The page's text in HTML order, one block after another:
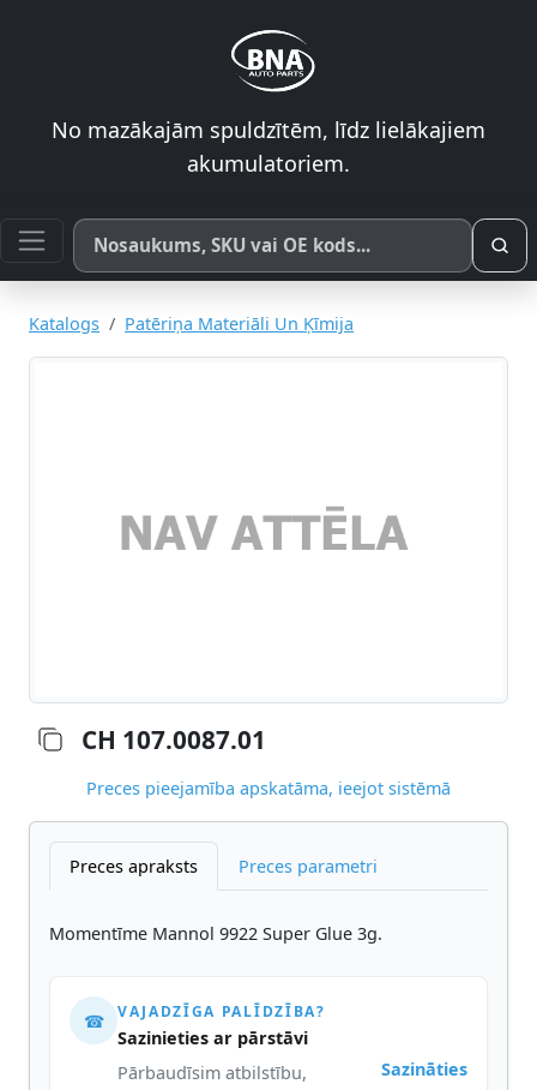
No mazākajām spuldzītēm, līdz lielākajiem
akumulatoriem.
Meklēt pēc produkta nosaukuma, SKU vai OE koda
Katalogs Patēriņa Materiāli Un Ķīmija
CH 107.0087.01
Preces pieejamība apskatāma, ieejot sistēmā
Preces apraksts Preces parametri
Momentīme Mannol 9922 Super Glue 3g.
☎ VAJADZĪGA PALĪDZĪBA?
Sazinieties ar pārstāvi
Pārbaudīsim atbilstību,
Sazināties